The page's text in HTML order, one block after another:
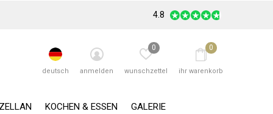
KOCHEN & ESSEN GALERIE
deutsch anmelden wunschzettel
0
ihr warenkorb
0
4.8